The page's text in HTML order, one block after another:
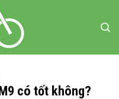
có tốt không?